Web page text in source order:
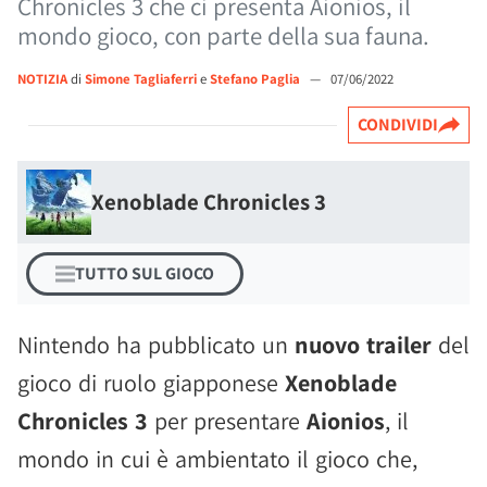
Chronicles 3 che ci presenta Aionios, il
mondo gioco, con parte della sua fauna.
NOTIZIAdi Simone TagliaferrieStefano Paglia — 07/06/2022
CONDIVIDI
Xenoblade Chronicles 3
TUTTO SUL GIOCO
Nintendo ha pubblicato un nuovo trailer del
gioco di ruolo giapponese Xenoblade
Chronicles 3 per presentare Aionios, il
mondo in cui è ambientato il gioco che,